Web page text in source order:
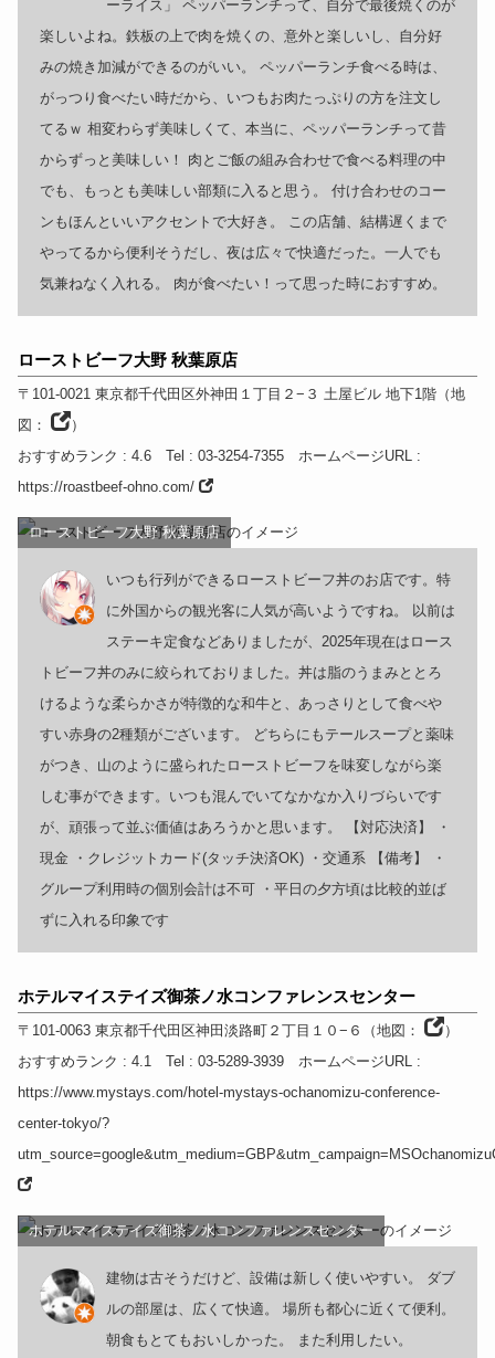
ーライス」 ペッパーランチって、自分で最後焼くのが
楽しいよね。鉄板の上で肉を焼くの、意外と楽しいし、自分好
みの焼き加減ができるのがいい。 ペッパーランチ食べる時は、
がっつり食べたい時だから、いつもお肉たっぷりの方を注文し
てるｗ 相変わらず美味しくて、本当に、ペッパーランチって昔
からずっと美味しい！ 肉とご飯の組み合わせで食べる料理の中
でも、もっとも美味しい部類に入ると思う。 付け合わせのコー
ンもほんといいアクセントで大好き。 この店舗、結構遅くまで
やってるから便利そうだし、夜は広々で快適だった。一人でも
気兼ねなく入れる。 肉が食べたい！って思った時におすすめ。
ローストビーフ大野 秋葉原店
〒101-0021 東京都千代田区外神田１丁目２−３ 土屋ビル 地下1階（地
図：
）
おすすめランク : 4.6 Tel : 03-3254-7355 ホームページURL:
https://roastbeef-ohno.com/
ローストビーフ大野 秋葉原店
いつも行列ができるローストビーフ丼のお店です。特
に外国からの観光客に人気が高いようですね。 以前は
ステーキ定食などありましたが、2025年現在はロース
トビーフ丼のみに絞られておりました。丼は脂のうまみととろ
けるような柔らかさが特徴的な和牛と、あっさりとして食べや
すい赤身の2種類がございます。 どちらにもテールスープと薬味
がつき、山のように盛られたローストビーフを味変しながら楽
しむ事ができます。いつも混んでいてなかなか入りづらいです
が、頑張って並ぶ価値はあろうかと思います。 【対応決済】 ・
現金 ・クレジットカード(タッチ決済OK) ・交通系 【備考】 ・
グループ利用時の個別会計は不可 ・平日の夕方頃は比較的並ば
ずに入れる印象です
ホテルマイステイズ御茶ノ水コンファレンスセンター
〒101-0063 東京都千代田区神田淡路町２丁目１０−６ （地図：
）
おすすめランク : 4.1 Tel : 03-5289-3939 ホームページURL:
https://www.mystays.com/hotel-mystays-ochanomizu-conference-
center-tokyo/?
ホテルマイステイズ御茶ノ水コンファレンスセンター
建物は古そうだけど、設備は新しく使いやすい。 ダブ
ルの部屋は、広くて快適。 場所も都心に近くて便利。
朝食もとてもおいしかった。 また利用したい。